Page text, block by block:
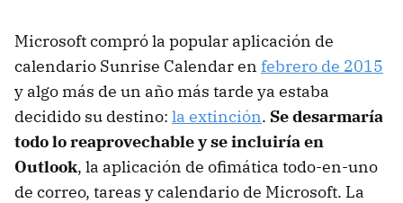
Microsoft compró la popular aplicación de
calendario Sunrise Calendar en febrero de 2015
y algo más de un año más tarde ya estaba
decidido su destino: la extinción. Se desarmaría
todo lo reaprovechable y se incluiría en
Outlook, la aplicación de ofimática todo-en-uno
de correo, tareas y calendario de Microsoft. La